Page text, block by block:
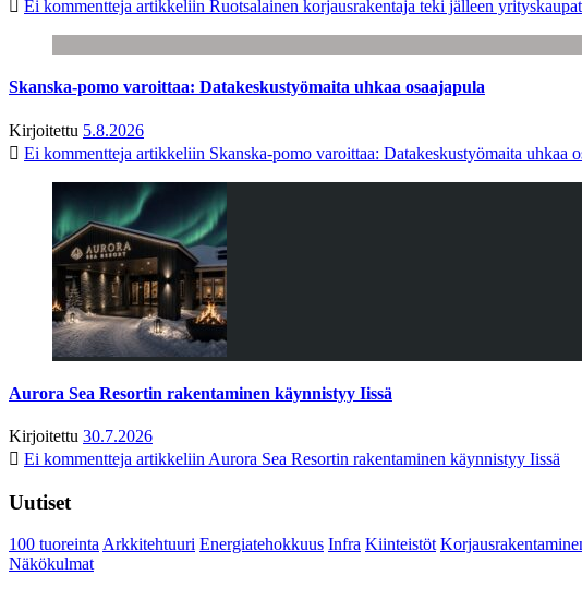
Ei kommentteja artikkeliin Ruotsalainen korjausrakentaja teki jälleen
Skanska-pomo varoittaa: Datakeskustyömaita uhkaa osaajapula
Kirjoitettu 5.8.2026
Ei kommentteja artikkeliin Skanska-pomo varoittaa: Datakeskustyömaita uhkaa
Aurora Sea Resortin rakentaminen käynnistyy Iissä
Kirjoitettu 30.7.2026
Ei kommentteja artikkeliin Aurora Sea Resortin rakentaminen käynnistyy Iissä
Uutiset
100 tuoreintaArkkitehtuuri Energiatehokkuus Infra Kiinteistöt
Näkökulmat